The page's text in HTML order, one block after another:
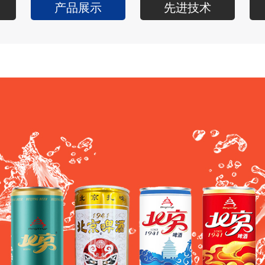
产品展示 先进技术